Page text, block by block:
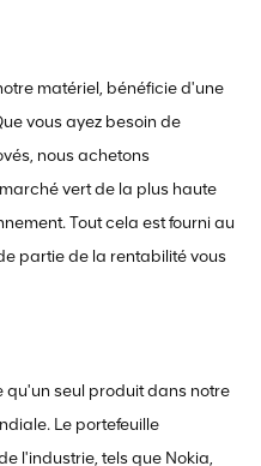
matériel, bénéficie d'une
vous ayez besoin de
nous achetons
vert de la plus haute
Tout cela est fourni au
partie de la rentabilité vous
qu'un seul produit dans notre
Le portefeuille
l'industrie, tels que Nokia,